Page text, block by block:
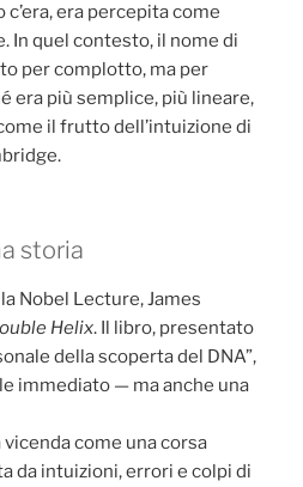
c’era, era percepita come
In quel contesto, il nome di
per complotto, ma per
era più semplice, più lineare,
il frutto dell’intuizione di
storia
Nobel Lecture, James
Helix. Il libro, presentato
della scoperta del DNA”,
immediato — ma anche una
come una corsa
da intuizioni, errori e colpi di